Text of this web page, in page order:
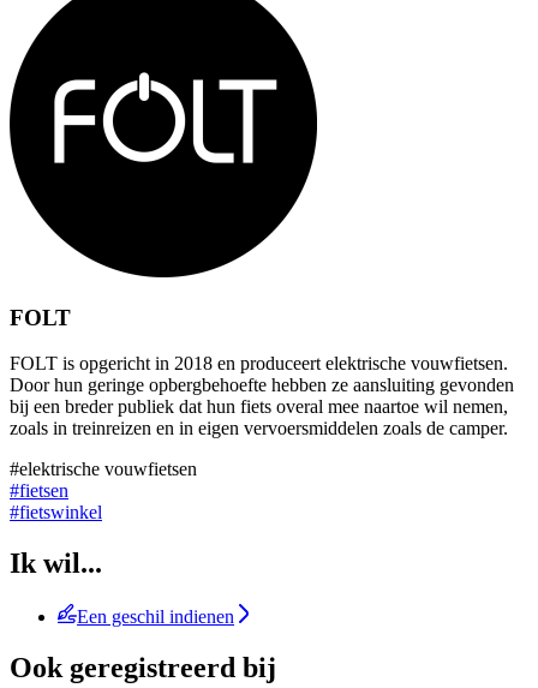
FOLT
FOLT is opgericht in 2018 en produceert elektrische vouwfietsen.
Door hun geringe opbergbehoefte hebben ze aansluiting gevonden
bij een breder publiek dat hun fiets overal mee naartoe wil nemen,
zoals in treinreizen en in eigen vervoersmiddelen zoals de camper.
#elektrische vouwfietsen
#fietsen
#fietswinkel
Ik wil...
Een geschil indienen
Ook geregistreerd bij